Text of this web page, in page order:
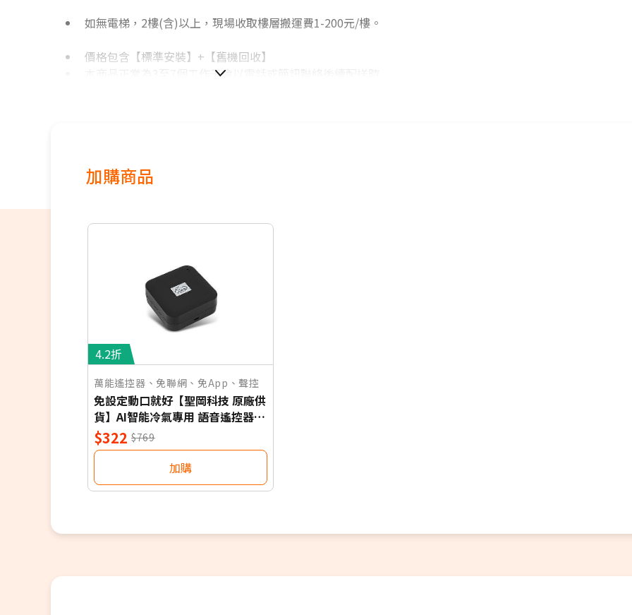
如無電梯，2樓(含)以上，現場收取樓層搬運費1-200元/樓。
價格包含【標準安裝】+【舊機回收】
本商品正常為3至7個工作天會以電話或簡訊聯絡後續配送時
保固依原廠公告為主，加贈安裝保固一年。
加購商品
4.2折
萬能遙控器、免聯網、免App、聲控
免設定動口就好【聖岡科技 原廠供
貨】AI智能冷氣專用 語音遙控器
保固一年 適用對應廠牌 NB
$322 $769
加購